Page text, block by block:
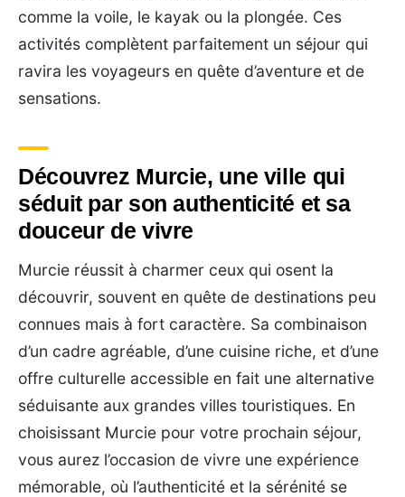
comme la voile, le kayak ou la plongée. Ces
activités complètent parfaitement un séjour qui
ravira les voyageurs en quête d’aventure et de
sensations.
Découvrez Murcie, une ville qui
séduit par son authenticité et sa
douceur de vivre
Murcie réussit à charmer ceux qui osent la
découvrir, souvent en quête de destinations peu
connues mais à fort caractère. Sa combinaison
d’un cadre agréable, d’une cuisine riche, et d’une
offre culturelle accessible en fait une alternative
séduisante aux grandes villes touristiques. En
choisissant Murcie pour votre prochain séjour,
vous aurez l’occasion de vivre une expérience
mémorable, où l’authenticité et la sérénité se